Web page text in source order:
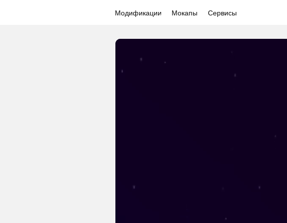
Модификации Мокапы Сервисы